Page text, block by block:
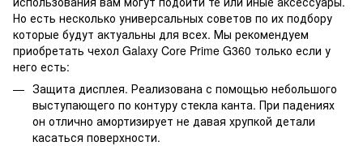
Но есть несколько универсальных советов по их подбору
которые будут актуальны для всех. Мы рекомендуем
приобретать чехол Galaxy Core Prime G360 только если у
него есть:
Защита дисплея. Реализована с помощью небольшого
выступающего по контуру стекла канта. При падениях
он отлично амортизирует не давая хрупкой детали
касаться поверхности.